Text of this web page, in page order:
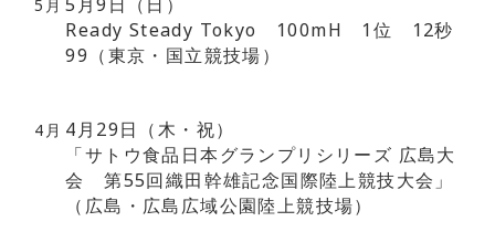
5月
Ready Steady Tokyo 100mH 1位 12秒
99（東京・国立競技場）
4月 4月29日（木・祝）
「サトウ食品日本グランプリシリーズ 広島大
会 第55回織田幹雄記念国際陸上競技大会」
（広島・広島広域公園陸上競技場）